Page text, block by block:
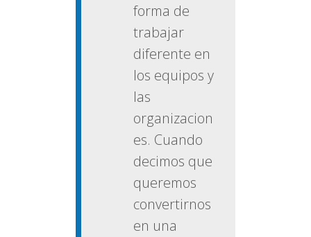
forma de
trabajar
diferente en
los equipos y
las
organizacion
es. Cuando
decimos que
queremos
convertirnos
en una